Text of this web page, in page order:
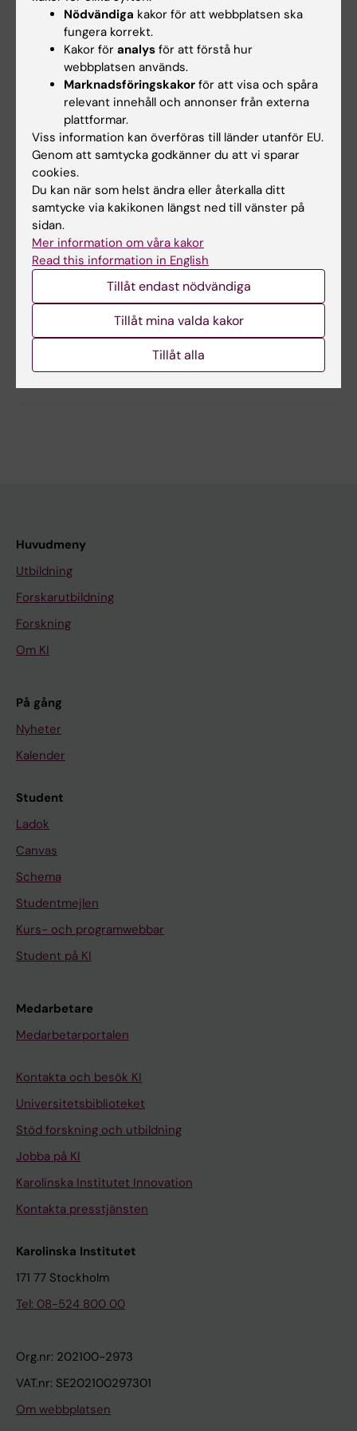
Forskning vid KI DS
Forskningsområden:
Ortopedi
Forskningsämnen:
Ortopeder
Innehållsgranskare:
Olof Sköldenberg
2026-07-07
Dela
Huvudmeny
Utbildning
Forskarutbildning
Forskning
Om KI
På gång
Nyheter
Kalender
Student
Ladok
Canvas
Schema
Studentmejlen
Kurs- och programwebbar
Student på KI
Medarbetare
Medarbetarportalen
Kontakta och besök KI
Universitetsbiblioteket
Stöd forskning och utbildning
Jobba på KI
Karolinska Institutet Innovation
Kontakta presstjänsten
Karolinska Institutet
171 77 Stockholm
Tel: 08-524 800 00
Org.nr: 202100-2973
VAT.nr: SE202100297301
Om webbplatsen
Nödvändiga kakor för att webbplatsen ska
fungera korrekt.
Kakor för analys för att förstå hur
webbplatsen används.
Marknadsföringskakor för att visa och spåra
relevant innehåll och annonser från externa
plattformar.
Viss information kan överföras till länder utanför EU.
Genom att samtycka godkänner du att vi sparar
cookies.
Du kan när som helst ändra eller återkalla ditt
samtycke via kakikonen längst ned till vänster på
sidan.
Mer information om våra kakor
Read this information in English
Tillåt endast nödvändiga
Tillåt mina valda kakor
Tillåt alla